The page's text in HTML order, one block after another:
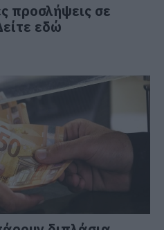
προσλήψεις σε
εδώ